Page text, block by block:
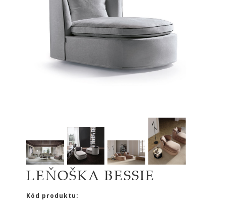
KOBERCE
ZRKADLÁ
EXTERIÉROVÝ
LEŇOŠKA BESSIE
Kód produktu: